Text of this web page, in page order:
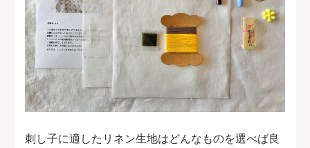
刺し子に適したリネン生地はどんなものを選べば良